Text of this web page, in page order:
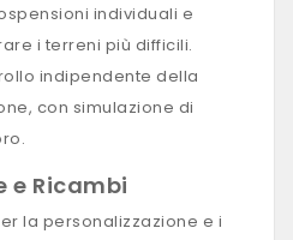
individuali e
i terreni più difficili.
indipendente della
con simulazione di
e Ricambi
la personalizzazione e i